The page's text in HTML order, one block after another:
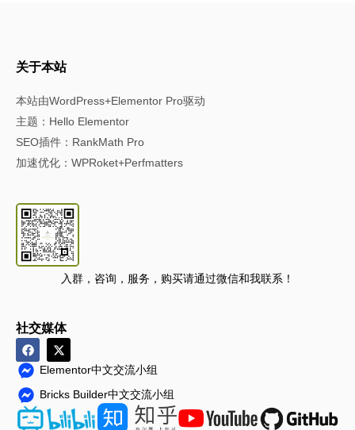
关于本站
本站由WordPress+Elementor Pro驱动
主题：Hello Elementor
SEO插件：RankMath Pro
加速优化：WPRoket+Perfmatters
入群，咨询，服务，购买请通过微信和我联系！
社交媒体
Elementor中文交流小组
Bricks Builder中文交流小组